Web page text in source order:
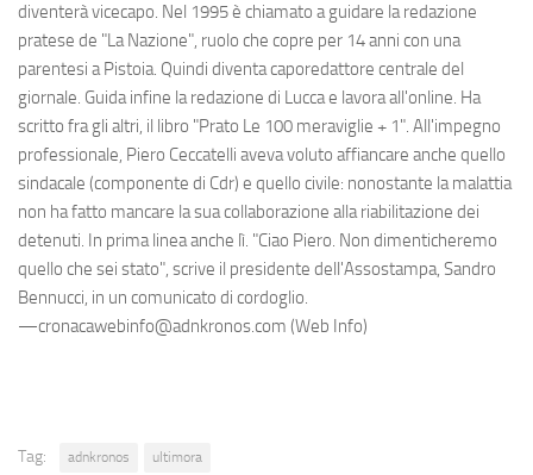
diventerà vicecapo. Nel 1995 è chiamato a guidare la redazione
pratese de "La Nazione", ruolo che copre per 14 anni con una
parentesi a Pistoia. Quindi diventa caporedattore centrale del
giornale. Guida infine la redazione di Lucca e lavora all'online. Ha
scritto fra gli altri, il libro "Prato Le 100 meraviglie + 1". All'impegno
professionale, Piero Ceccatelli aveva voluto affiancare anche quello
sindacale (componente di Cdr) e quello civile: nonostante la malattia
non ha fatto mancare la sua collaborazione alla riabilitazione dei
detenuti. In prima linea anche lì. "Ciao Piero. Non dimenticheremo
quello che sei stato", scrive il presidente dell'Assostampa, Sandro
Bennucci, in un comunicato di cordoglio.
—cronacawebinfo@adnkronos.com (Web Info)
Tag: adnkronos ultimora